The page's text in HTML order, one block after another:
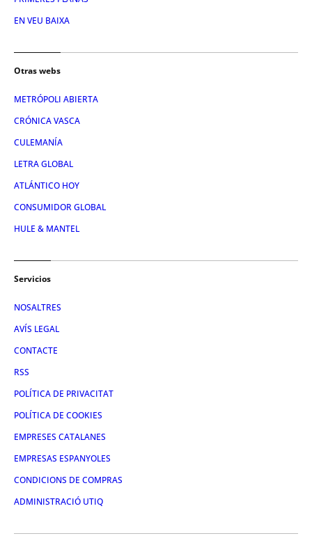
EN VEU BAIXA
Otras webs
METRÓPOLI ABIERTA
CRÓNICA VASCA
CULEMANÍA
LETRA GLOBAL
ATLÁNTICO HOY
CONSUMIDOR GLOBAL
HULE & MANTEL
Servicios
NOSALTRES
AVÍS LEGAL
CONTACTE
RSS
POLÍTICA DE PRIVACITAT
POLÍTICA DE COOKIES
EMPRESES CATALANES
EMPRESAS ESPANYOLES
CONDICIONS DE COMPRAS
ADMINISTRACIÓ UTIQ